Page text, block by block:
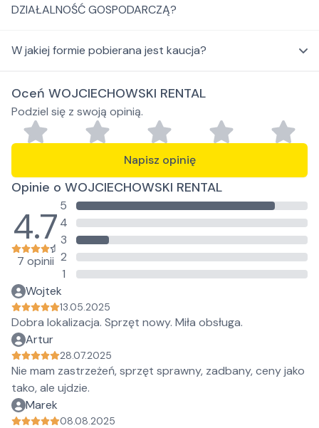
DZIAŁALNOŚĆ GOSPODARCZĄ?
W jakiej formie pobierana jest kaucja?
Oceń WOJCIECHOWSKI RENTAL
Podziel się z swoją opinią.
Napisz opinię
Opinie o WOJCIECHOWSKI RENTAL
4.7
7 opinii
5
4
3
2
1
Wojtek
13.05.2025
Dobra lokalizacja. Sprzęt nowy. Miła obsługa.
Artur
28.07.2025
Nie mam zastrzeżeń, sprzęt sprawny, zadbany, ceny jako
tako, ale ujdzie.
Marek
08.08.2025